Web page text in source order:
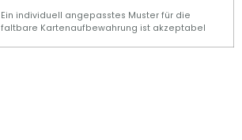
Ein individuell angepasstes Muster für die
faltbare Kartenaufbewahrung ist akzeptabel